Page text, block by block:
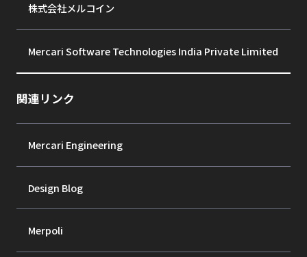
株式会社メルコイン
Mercari Software Technologies India Private Limited
関連リンク
Mercari Engineering
Design Blog
Merpoli